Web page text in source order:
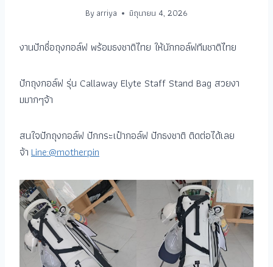
Byarriya มิถุนายน 4, 2026
งานปักชื่อถุงกอล์ฟ พร้อมธงชาติไทย ให้นักกอล์ฟทีมชาติไทย
ปักถุงกอล์ฟ รุ่น Callaway Elyte Staff Stand Bag สวยงา
มมากๆจ้า
สนใจปักถุงกอล์ฟ ปักกระเป๋ากอล์ฟ ปักธงชาติ ติดต่อได้เลย
จ้าLine:@motherpin